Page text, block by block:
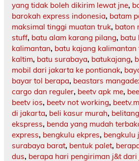
yang tidak boleh dikirim lewat jne,
barokah express indonesia, batam
maksimal tinggi muatan truk, baton
stuff, batu alam karang pilang, batu
kalimantan, batu kajang kalimantan
kaltim, batu surabaya, batukajang,
mobil dari jakarta ke pontianak,
bayar tol berapa, beastars
cargo dan reguler, beetv apk me,
beetv ios, beetv not working,
di jakarta, beli kasur murah,
ekspress, benda yang mudah
express, bengkulu ekpres, bengkulu
surabaya barat, bentuk palet,
dus, berapa hari pengiriman j&t